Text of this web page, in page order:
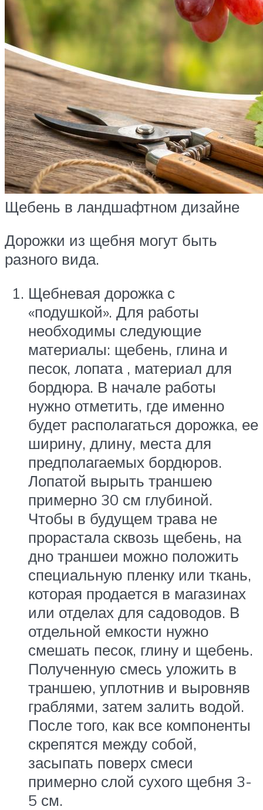
Щебень в ландшафтном дизайне
Дорожки из щебня могут быть
разного вида.
Щебневая дорожка с
«подушкой». Для работы
необходимы следующие
материалы: щебень, глина и
песок, лопата , материал для
бордюра. В начале работы
нужно отметить, где именно
будет располагаться дорожка, ее
ширину, длину, места для
предполагаемых бордюров.
Лопатой вырыть траншею
примерно 30 см глубиной.
Чтобы в будущем трава не
прорастала сквозь щебень, на
дно траншеи можно положить
специальную пленку или ткань,
которая продается в магазинах
или отделах для садоводов. В
отдельной емкости нужно
смешать песок, глину и щебень.
Полученную смесь уложить в
траншею, уплотнив и выровняв
граблями, затем залить водой.
После того, как все компоненты
скрепятся между собой,
засыпать поверх смеси
примерно слой сухого щебня 3-
5 см.